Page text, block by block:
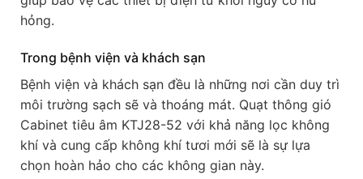
hỏng.
Trong bệnh viện và khách sạn
Bệnh viện và khách sạn đều là những nơi cần duy trì
môi trường sạch sẽ và thoáng mát. Quạt thông gió
Cabinet tiêu âm KTJ28-52 với khả năng lọc không
khí và cung cấp không khí tươi mới sẽ là sự lựa
chọn hoàn hảo cho các không gian này.